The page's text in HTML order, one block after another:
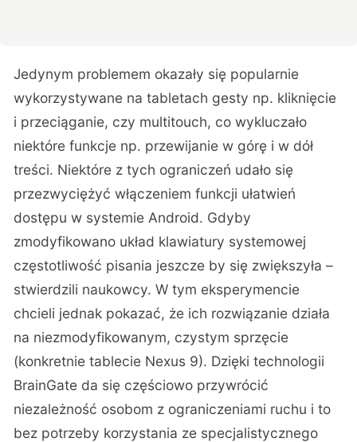
Jedynym problemem okazały się popularnie
wykorzystywane na tabletach gesty np. kliknięcie
i przeciąganie, czy multitouch, co wykluczało
niektóre funkcje np. przewijanie w górę i w dół
treści. Niektóre z tych ograniczeń udało się
przezwyciężyć włączeniem funkcji ułatwień
dostępu w systemie Android. Gdyby
zmodyfikowano układ klawiatury systemowej
częstotliwość pisania jeszcze by się zwiększyła –
stwierdzili naukowcy. W tym eksperymencie
chcieli jednak pokazać, że ich rozwiązanie działa
na niezmodyfikowanym, czystym sprzęcie
(konkretnie tablecie Nexus 9). Dzięki technologii
BrainGate da się częściowo przywrócić
niezależność osobom z ograniczeniami ruchu i to
bez potrzeby korzystania ze specjalistycznego